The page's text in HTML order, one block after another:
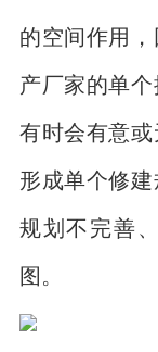
的空间作用
产厂家的单个
有时会有意或
形成单个修
规划不完善
图。